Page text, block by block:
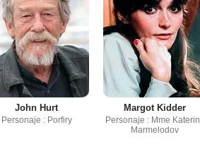
John Hurt
Personaje : Porfiry
Margot Kidder
Personaje : Mme
Marmelodov